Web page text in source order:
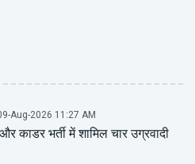
Aug-2026 11:27 AM
काडर भर्ती में शामिल चार उग्रवादी